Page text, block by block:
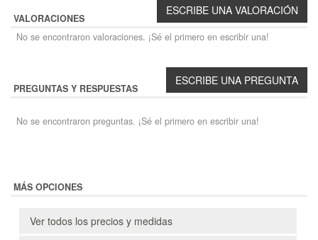
VALORACIONES
No se encontraron valoraciones. ¡Sé el primero en escribir una!
PREGUNTAS Y RESPUESTAS
No se encontraron preguntas. ¡Sé el primero en escribir una!
MÁS OPCIONES
Ver todos los precios y medidas